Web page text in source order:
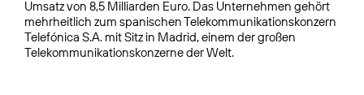
Umsatz von 8,5 Milliarden Euro. Das Unternehmen gehört
mehrheitlich zum spanischen Telekommunikationskonzern
Telefónica S.A. mit Sitz in Madrid, einem der großen
Telekommunikationskonzerne der Welt.